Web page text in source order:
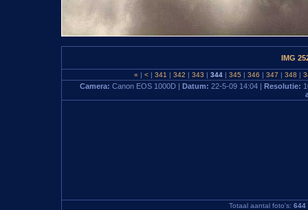
IMG
« | < | 341 | 342 | 343 | 344 | 345 | 346 | 347 | 348 |
Camera: Canon EOS 1000D | Datum: 22-5-09 14:04 | Resolutie:
Totaal aantal foto's: 644